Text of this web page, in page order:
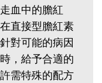
血中的膽紅
直接型膽紅素
對可能的病因
，給予合適的
需特殊的配方